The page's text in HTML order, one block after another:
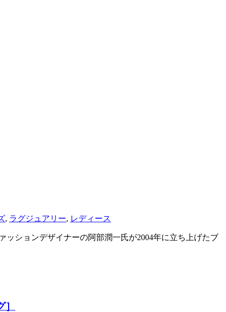
, ラグジュアリー, レディース
ッションデザイナーの阿部潤一氏が2004年に立ち上げたブ